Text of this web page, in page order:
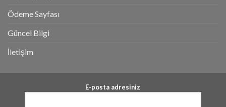
Ödeme Sayfası
Güncel Bilgi
İletişim
E-posta adresiniz